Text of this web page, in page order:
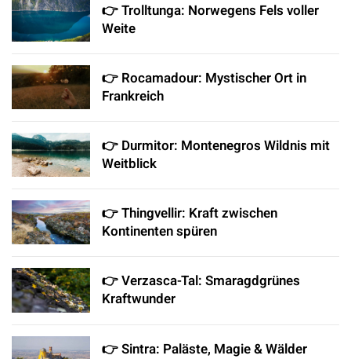
👉 Trolltunga: Norwegens Fels voller
Weite
👉 Rocamadour: Mystischer Ort in
Frankreich
👉 Durmitor: Montenegros Wildnis mit
Weitblick
👉 Thingvellir: Kraft zwischen
Kontinenten spüren
👉 Verzasca-Tal: Smaragdgrünes
Kraftwunder
👉 Sintra: Paläste, Magie & Wälder